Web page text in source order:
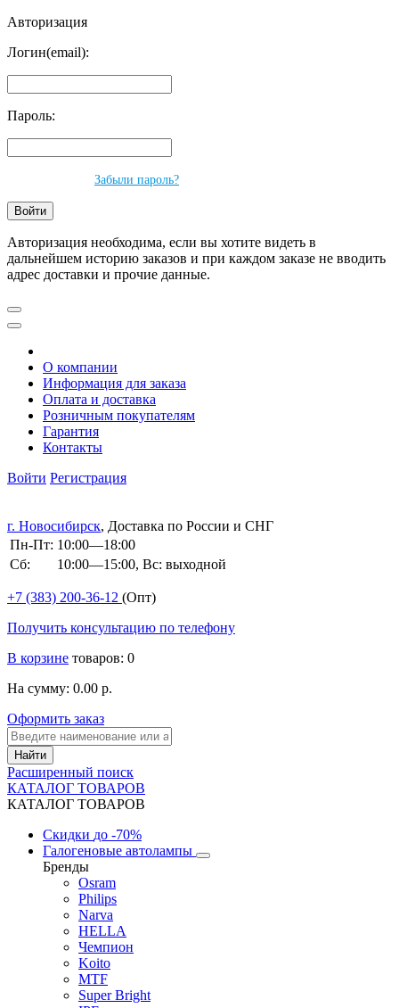
Авторизация
Логин(email):
Пароль:
Забыли пароль?
Авторизация необходима, если вы хотите видеть в
дальнейшем историю заказов и при каждом заказе не вводить
адрес доставки и прочие данные.
О компании
Информация для заказа
Оплата и доставка
Розничным покупателям
Гарантия
Контакты
Войти Регистрация
г. Новосибирск, Доставка по России и СНГ
Пн-Пт: 10:00—18:00
Сб:
10:00—15:00, Вс: выходной
+7 (383) 200-36-12 (Опт)
Получить консультацию по телефону
В корзине товаров: 0
На сумму: 0.00 р.
Оформить заказ
Расширенный поиск
КАТАЛОГ ТОВАРОВ
КАТАЛОГ ТОВАРОВ
Скидки до -70%
Галогеновые автолампы
Бренды
Osram
Philips
Narva
HELLA
Чемпион
Koito
MTF
Super Bright